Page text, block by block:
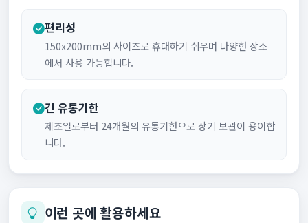
편리성
150x200mm의 사이즈로 휴대하기 쉬우며 다양한 장소
에서 사용 가능합니다.
긴 유통기한
제조일로부터 24개월의 유통기한으로 장기 보관이 용이합
니다.
이런 곳에 활용하세요